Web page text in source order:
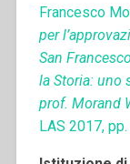
Francesco
per
San
la Storia: uno
prof. Morand
LAS 2017,